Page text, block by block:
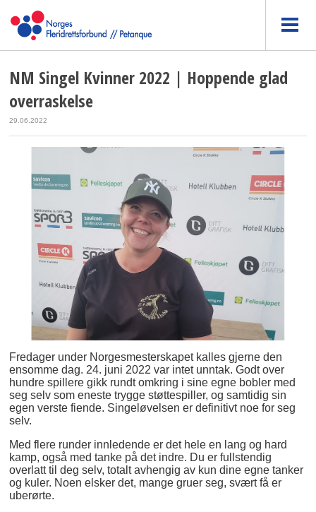
NM Singel Kvinner 2022 | Hoppende glad
overraskelse
29.06.2022
Fredager under Norgesmesterskapet kalles gjerne den
ensomme dag. 24. juni 2022 var intet unntak. Godt over
hundre spillere gikk rundt omkring i sine egne bobler med
seg selv som eneste trygge støttespiller, og samtidig sin
egen verste fiende. Singeløvelsen er definitivt noe for seg
selv.
Med flere runder innledende er det hele en lang og hard
kamp, også med tanke på det indre. Du er fullstendig
overlatt til deg selv, totalt avhengig av kun dine egne tanker
og kuler. Noen elsker det, mange gruer seg, svært få er
uberørte.